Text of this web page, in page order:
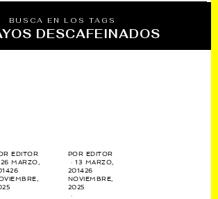
BUSCA EN LOS TAGS
DESCAFEINADOS
EDITOR
26 MARZO,
26
POR EDITOR
13 MARZO,
201426
NOVIEMBRE,
2025